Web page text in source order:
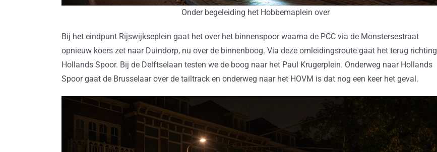
Onder begeleiding het Hobbemaplein over
Bij het eindpunt Rijswijkseplein gaat het over het binnenspoor waarna de PCC via de Monstersestraat
opnieuw koers zet naar Duindorp, nu over de binnenboog. Via deze omleidingsroute gaat het terug richting
Hollands Spoor. Bij de Delftselaan testen we de boog naar het Paul Krugerplein. Onderweg naar Hollands
Spoor gaat de Brusselaar over de tailtrack en onderweg naar het HOVM is dat nog een keer het geval.